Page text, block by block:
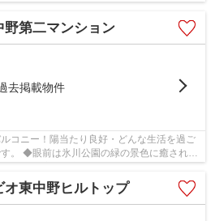
野第二マンション
去掲載物件
コニー！陽当たり良好・どんな生活を過ご
。 ◆眼前は氷川公園の緑の景色に癒され、
オ東中野ヒルトップ